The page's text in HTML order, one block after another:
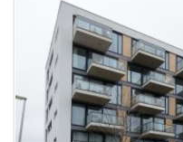
Deze woning
waarschijnlijk
al verhuurd
Om kans te
maken moet je
binnen 15
minuten
reageren.
Stekkies helpt